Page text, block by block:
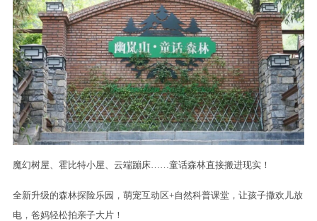
魔幻树屋、霍比特小屋、云端蹦床……童话森林直接搬进现实！
全新升级的森林探险乐园，萌宠互动区+自然科普课堂，让孩子撒欢儿放
电，爸妈轻松拍亲子大片！